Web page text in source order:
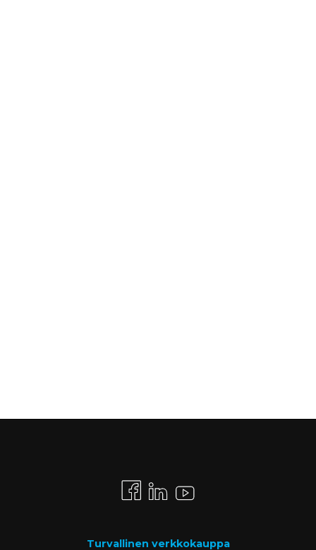
Turvallinen verkkokauppa